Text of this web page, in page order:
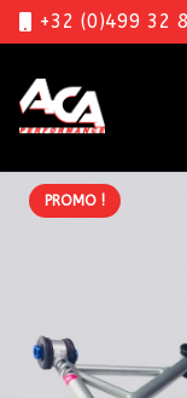
+32 (0)499 32
PROMO !